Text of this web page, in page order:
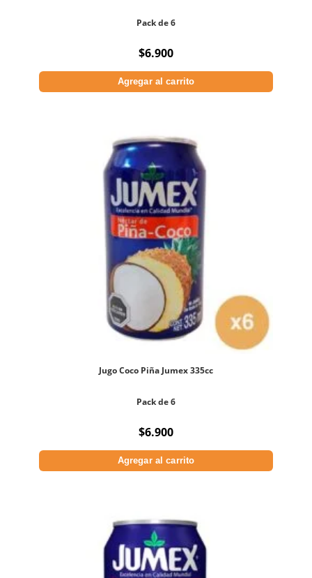
Pack de 6
$6.900
Agregar al carrito
Jugo Coco Piña Jumex 335cc
Pack de 6
$6.900
Agregar al carrito